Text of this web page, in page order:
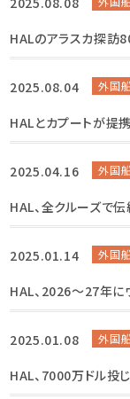
HALのアラスカ探訪
2025.08.04 外国
HALとカプートが提
2025.04.16 外国
HAL、全クルーズで
2025.01.14 外国
HAL、2026〜27年
2025.01.08 外国
HAL、7000万ドル投